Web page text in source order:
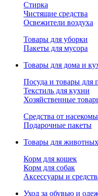
Стирка
Чистящие средства
Освежители воздуха
Товары для уборки
Пакеты для мусора
Товары для дома и
Посуда и товары для
Текстиль для кухни
Хозяйственные
Средства от
Подарочные пакеты
Товары для животных
Корм для кошек
Корм для собак
Аксессуары и
Уход за обувью и